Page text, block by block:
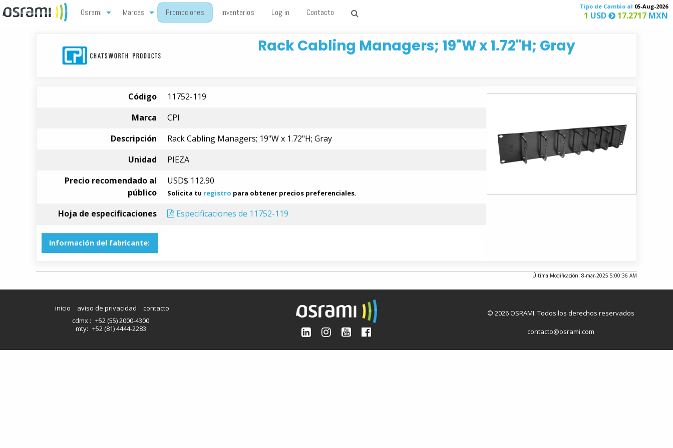
Osrami Marcas Promociones Inventarios Log in Contacto
Tipo de Cambio al 05-Aug-2026
1 USD 17.2717 MXN
Rack Cabling Managers; 19"W x 1.72"H; Gray
Código
11752-119
Marca
CPI
Descripción
Rack Cabling Managers; 19"W x 1.72"H; Gray
Unidad
PIEZA
Precio recomendado al
público
USD$ 112.90
Solicita tu registro para obtener precios preferenciales.
Hoja de especificaciones Especificaciones de 11752-119
Información del fabricante:
Última Modificación: 8-mar-2025 5:00:36 AM
inicio aviso de privacidad
contacto
cdmx : +52 (55) 2000-4300
mty: +52 (81) 4444-2283
© 2026 OSRAMI. Todos los derechos reservados
contacto@osrami.com